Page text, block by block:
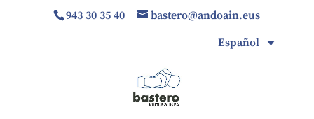
943 30 35 40
bastero@andoain.eus
Español